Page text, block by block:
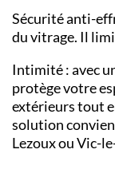
Sécurité anti-
du vitrage. Il
Intimité : avec
protège votre
extérieurs tout
solution
LezouxouVic-